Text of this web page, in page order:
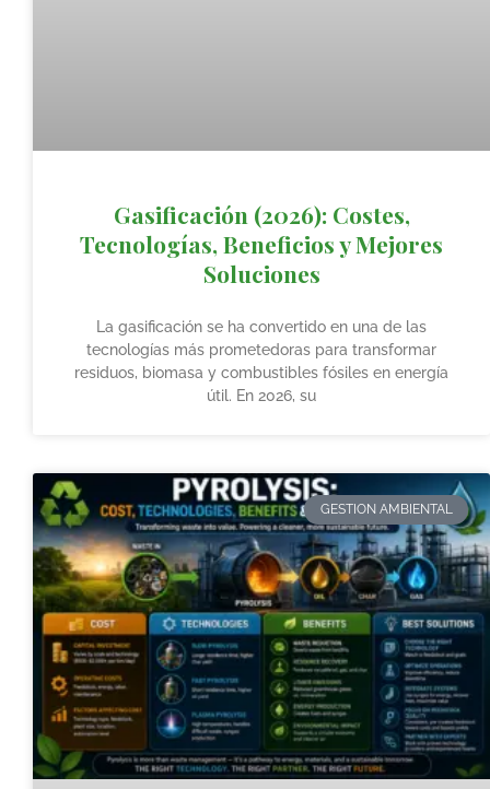
Gasificación (2026): Costes,
Tecnologías, Beneficios y Mejores
Soluciones
La gasificación se ha convertido en una de las
tecnologías más prometedoras para transformar
residuos, biomasa y combustibles fósiles en energía
útil. En 2026, su
GESTION AMBIENTAL